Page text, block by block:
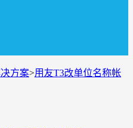
方案>用友T3改单位名称帐